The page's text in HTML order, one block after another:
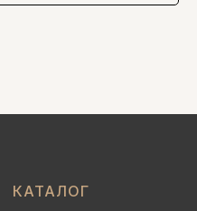
КАТАЛОГ